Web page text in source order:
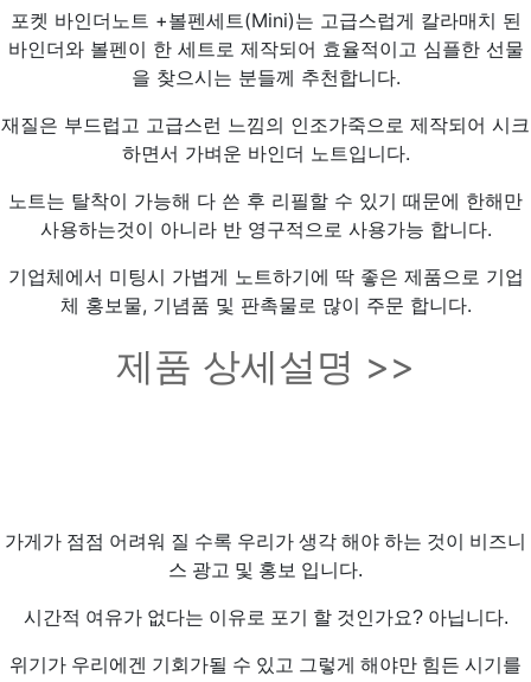
포켓 바인더노트 +볼펜세트(Mini)는 고급스럽게 칼라매치 된
바인더와 볼펜이 한 세트로 제작되어 효율적이고 심플한 선물
을 찾으시는 분들께 추천합니다.
재질은 부드럽고 고급스런 느낌의 인조가죽으로 제작되어 시크
하면서 가벼운 바인더 노트입니다.
노트는 탈착이 가능해 다 쓴 후 리필할 수 있기 때문에 한해만
사용하는것이 아니라 반 영구적으로 사용가능 합니다.
기업체에서 미팅시 가볍게 노트하기에 딱 좋은 제품으로 기업
체 홍보물, 기념품 및 판촉물로 많이 주문 합니다.
제품 상세설명 >>
가게가 점점 어려워 질 수록 우리가 생각 해야 하는 것이 비즈니
스 광고 및 홍보 입니다.
시간적 여유가 없다는 이유로 포기 할 것인가요? 아닙니다.
위기가 우리에겐 기회가될 수 있고 그렇게 해야만 힘든 시기를